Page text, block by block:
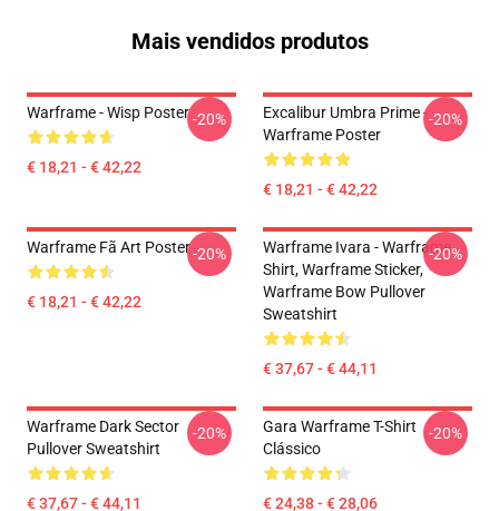
Mais vendidos produtos
Warframe - Wisp Poster
€ 18,21 - € 42,22
-20%
Excalibur Umbra Prime -
Warframe Poster
€ 18,21 - € 42,22
-20%
Warframe Fã Art Poster
€ 18,21 - € 42,22
-20%
Warframe Ivara - Warframe
Shirt, Warframe Sticker,
Warframe Bow Pullover
Sweatshirt
€ 37,67 - € 44,11
-20%
Warframe Dark Sector
Pullover Sweatshirt
€ 37,67 - € 44,11
-20%
Gara Warframe T-Shirt
Clássico
€ 24,38 - € 28,06
-20%